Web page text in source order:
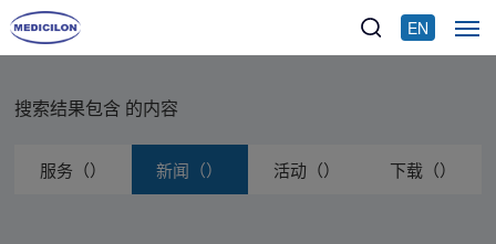
EN
搜索结果包含 的内容
服务（） 新闻（） 活动（） 下载（）